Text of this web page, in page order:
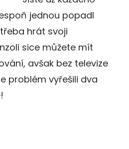
jednou popadl
hrát svoji
sice můžete mít
avšak bez televize
problém vyřešili dva